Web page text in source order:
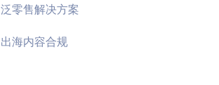
泛零售解决方案
出海内容合规